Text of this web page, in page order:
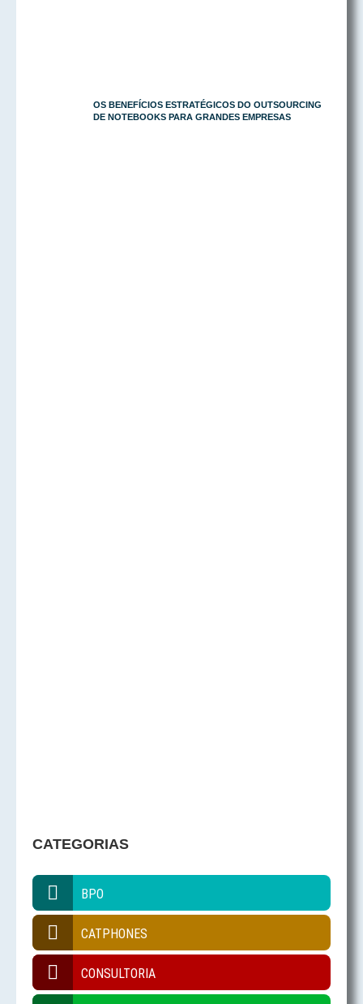
OS BENEFÍCIOS ESTRATÉGICOS DO OUTSOURCING
DE NOTEBOOKS PARA GRANDES EMPRESAS
CATEGORIAS
BPO
CATPHONES
CONSULTORIA